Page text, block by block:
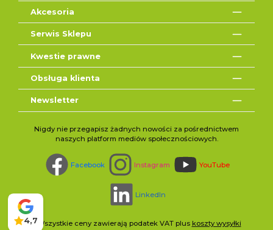
Akcesoria
Serwis Sklepu
Kwestie prawne
Obsługa klienta
Newsletter
Nigdy nie przegapisz żadnych nowości za pośrednictwem
naszych platform mediów społecznościowych.
Facebook Instagram YouTube
LinkedIn
* Wszystkie ceny zawierają podatek VAT plus koszty wysyłki
4,7